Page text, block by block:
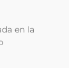
en la